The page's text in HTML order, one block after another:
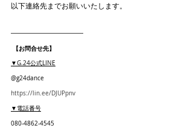
以下連絡先までお願いいたします。
━━━━━━━━━━━━
【お問合せ先】
▼G.24公式LINE
@g24dance
https://lin.ee/DJUPpnv
▼電話番号
080-4862-4545